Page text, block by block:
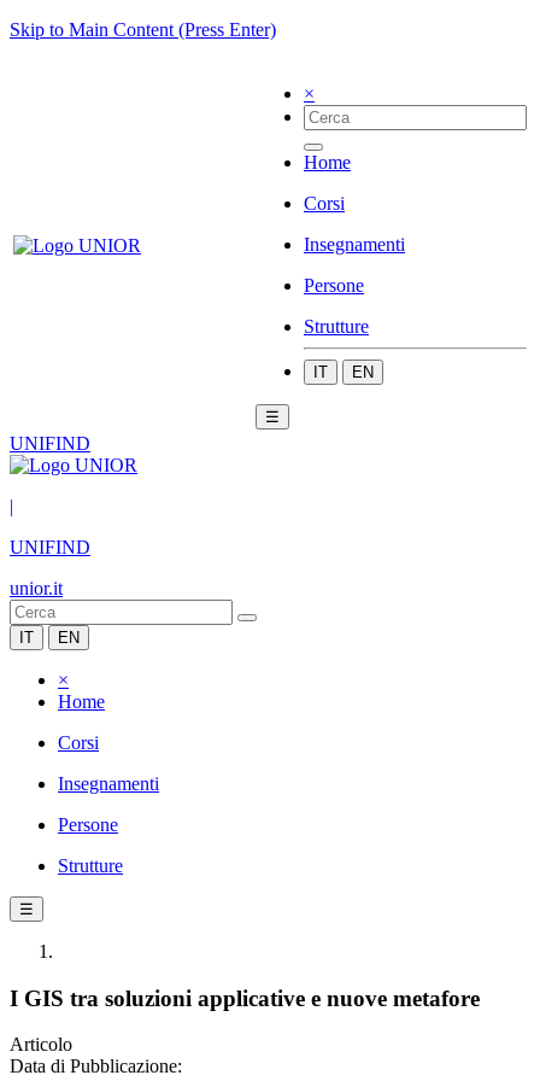
Skip to Main Content (Press Enter)
×
Home
Corsi
Insegnamenti
Persone
Strutture
IT EN
☰
UNIFIND
|
UNIFIND
unior.it
IT EN
×
Home
Corsi
Insegnamenti
Persone
Strutture
☰
I GIS tra soluzioni applicative e nuove metafore
Articolo
Data di Pubblicazione: